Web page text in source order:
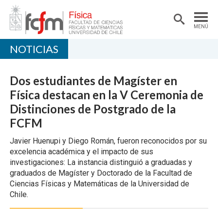
MENÚ
ACADÉMICAS/OS
DOCENCIA
EXTENSIÓN
NOTICIAS
Dos estudiantes de Magíster en
Física destacan en la V Ceremonia de
Distinciones de Postgrado de la
FCFM
Javier Huenupi y Diego Román, fueron reconocidos por su
excelencia académica y el impacto de sus
investigaciones: La instancia distinguió a graduadas y
graduados de Magíster y Doctorado de la Facultad de
Ciencias Físicas y Matemáticas de la Universidad de
Chile.